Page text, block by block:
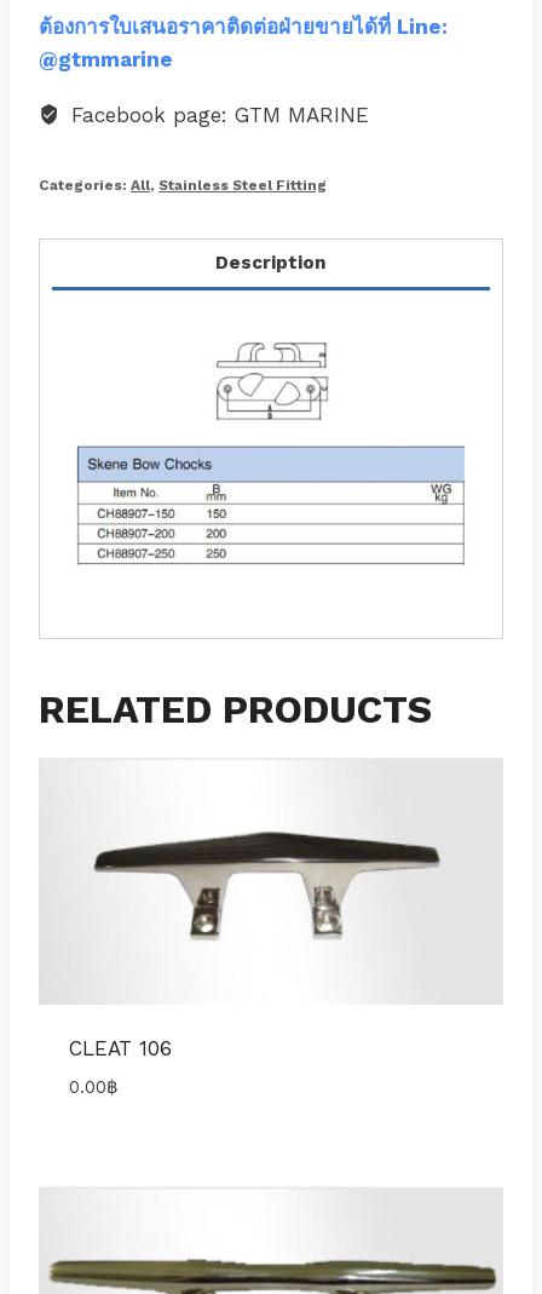
ต้องการใบเสนอราคาติดต่อฝ่ายขายได้ที่ Line:
@gtmmarine
Facebook page: GTM MARINE
Categories: All, Stainless Steel Fitting
Description
RELATED PRODUCTS
CLEAT 106
0.00฿